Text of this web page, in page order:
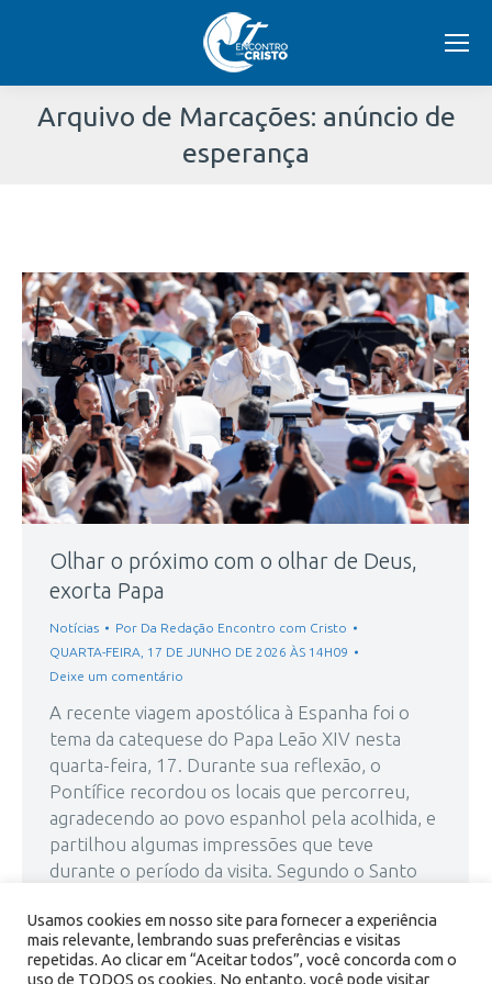
Arquivo de Marcações: anúncio de
esperança
aqui:
Olhar o próximo com o olhar de Deus,
exorta Papa
Notícias Por Da Redação Encontro com Cristo
QUARTA-FEIRA, 17 DE JUNHO DE 2026 ÀS 14H09
Deixe um comentário
A recente viagem apostólica à Espanha foi o
tema da catequese do Papa Leão XIV nesta
quarta-feira, 17. Durante sua reflexão, o
Pontífice recordou os locais que percorreu,
agradecendo ao povo espanhol pela acolhida, e
partilhou algumas impressões que teve
durante o período da visita. Segundo o Santo
país é um sinal…
Usamos cookies em nosso site para fornecer a experiência
mais relevante, lembrando suas preferências e visitas
repetidas. Ao clicar em “Aceitar todos”, você concorda com o
uso de TODOS os cookies. No entanto, você pode visitar